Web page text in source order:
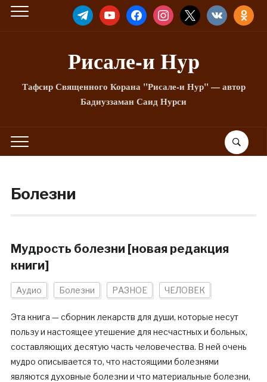
TELEGRAMYOUTUBEFACEBOOKINSTAGRAM
X VKONTAKTE
Рисале-и Hyp
Тафсир Священного Корана "Рисале-и Нур" — автор
Бадиуззаман Саид Нурси
Болезни
Мудрость болезни [новая редакция
книги]
Аудио Болезни РАЗНОЕ ЧЕЛОВЕК
Эта книга — сборник лекарств для души, которые несут
пользу и настоящее утешение для несчастных и больных,
составляющих десятую часть человечества. В ней очень
мудро описывается то, что настоящими болезнями
являются духовные болезни и что материальные болезни,